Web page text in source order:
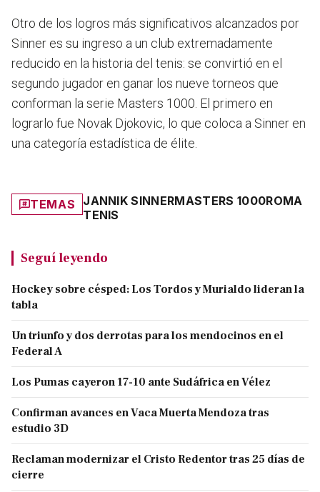
Otro de los logros más significativos alcanzados por
Sinner es su ingreso a un club extremadamente
reducido en la historia del tenis: se convirtió en el
segundo jugador en ganar los nueve torneos que
conforman la serie Masters 1000 . El primero en
lograrlo fue Novak Djokovic, lo que coloca a Sinner en
una categoría estadística de élite.
TEMAS JANNIK SINNERMASTERS 1000ROMA
TENIS
Seguí leyendo
Hockey sobre césped: Los Tordos y Murialdo lideran la
tabla
Un triunfo y dos derrotas para los mendocinos en el
Federal A
Los Pumas cayeron 17-10 ante Sudáfrica en Vélez
Confirman avances en Vaca Muerta Mendoza tras
estudio 3D
Reclaman modernizar el Cristo Redentor tras 25 días de
cierre